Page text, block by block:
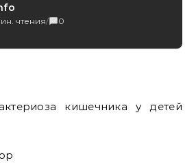
чтения/ 0
кишечника у детей